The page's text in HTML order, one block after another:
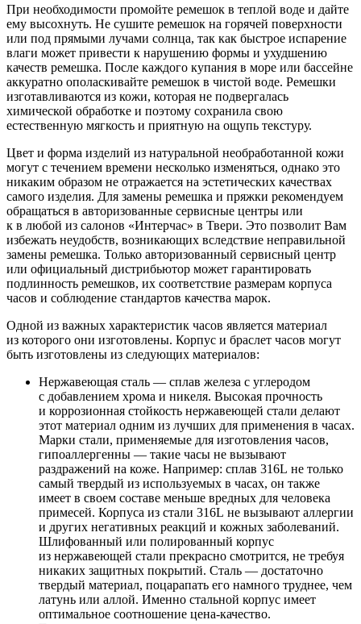
При необходимости промойте ремешок в теплой воде и дайте
ему высохнуть. Не сушите ремешок на горячей поверхности
или под прямыми лучами солнца, так как быстрое испарение
влаги может привести к нарушению формы и ухудшению
качеств ремешка. После каждого купания в море или бассейне
аккуратно ополаскивайте ремешок в чистой воде. Ремешки
изготавливаются из кожи, которая не подвергалась
химической обработке и поэтому сохранила свою
естественную мягкость и приятную на ощупь текстуру.
Цвет и форма изделий из натуральной необработанной кожи
могут с течением времени несколько изменяться, однако это
никаким образом не отражается на эстетических качествах
самого изделия. Для замены ремешка и пряжки рекомендуем
обращаться в авторизованные сервисные центры или
к в любой из салонов «Интерчас» в Твери. Это позволит Вам
избежать неудобств, возникающих вследствие неправильной
замены ремешка. Только авторизованный сервисный центр
или официальный дистрибьютор может гарантировать
подлинность ремешков, их соответствие размерам корпуса
часов и соблюдение стандартов качества марок.
Одной из важных характеристик часов является материал
из которого они изготовлены. Корпус и браслет часов могут
быть изготовлены из следующих материалов:
Нержавеющая сталь — сплав железа с углеродом
с добавлением хрома и никеля. Высокая прочность
и коррозионная стойкость нержавеющей стали делают
этот материал одним из лучших для применения в часах.
Марки стали, применяемые для изготовления часов,
гипоаллергенны — такие часы не вызывают
раздражений на коже. Например: сплав 316L не только
самый твердый из используемых в часах, он также
имеет в своем составе меньше вредных для человека
примесей. Корпуса из стали 316L не вызывают аллергии
и других негативных реакций и кожных заболеваний.
Шлифованный или полированный корпус
из нержавеющей стали прекрасно смотрится, не требуя
никаких защитных покрытий. Сталь — достаточно
твердый материал, поцарапать его намного труднее, чем
латунь или аллой. Именно стальной корпус имеет
оптимальное соотношение цена-качество.